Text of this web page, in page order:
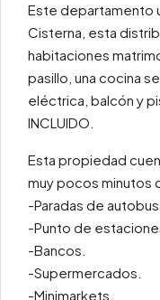
Este departamento
Cisterna, esta
habitaciones
pasillo, una cocina
eléctrica, balcón y
INCLUIDO.
Esta propiedad
muy pocos minutos
-Paradas de
-Punto de
-Bancos.
-Supermercados.
-Minimarkets.